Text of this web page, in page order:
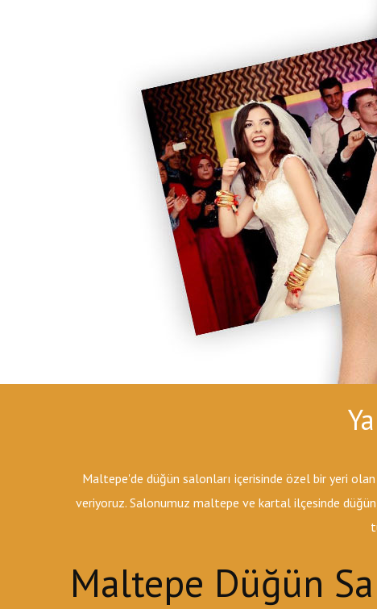
Maltepe'de düğün salonları içerisinde özel bir yeri
veriyoruz. Salonumuz maltepe ve kartal ilçesinde
Maltepe Düğün